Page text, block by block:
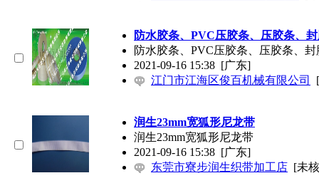
防水胶条、PVC压胶条、压胶条、
防水胶条、PVC压胶条、压胶条、封
2021-09-16 15:38 [广东]
江门市江海区俊百机械有限公司
润生23mm宽狐形尼龙带
润生23mm宽狐形尼龙带
2021-09-16 15:38 [广东]
东莞市寮步润生织带加工店 [未